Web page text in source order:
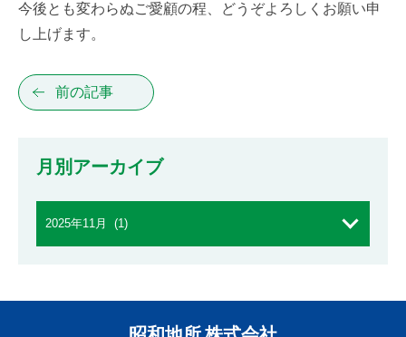
今後とも変わらぬご愛顧の程、どうぞよろしくお願い申
し上げます。
前の記事
月別アーカイブ